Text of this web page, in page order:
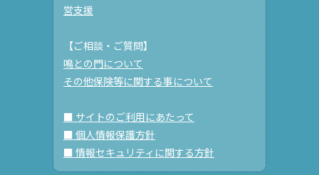
営支援
【ご相談・ご質問】
鳴との門について
その他保険等に関する事について
■ サイトのご利用にあたって
■ 個人情報保護方針
■ 情報セキュリティに関する方針